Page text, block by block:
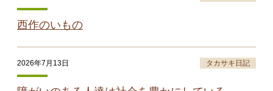
西作のいもの
2026年7月13日 タカサキ日記